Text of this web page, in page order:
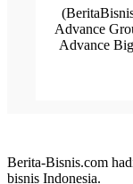
Advance
Advance
Berita-Bisnis.com
bisnis Indonesia.